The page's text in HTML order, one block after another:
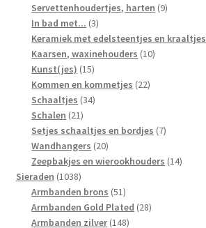
producten
Servettenhoudertjes, harten 99
In bad met... 33
producten
Keramiek met edelsteentjes en kraaltjes
Kaarsen, waxinehouders 1010
Kunst(jes) 1515
producten
Kommen en kommetjes 2222
Schaaltjes 3434
Schalen 2121
producten
Setjes schaaltjes en bordjes 77
Wandhangers 2020
producten
Zeepbakjes en wierookhouders 1414
Sieraden 10381038
producten
Armbanden brons 5151
producten
Armbanden Gold Plated 2828
Armbanden zilver 148148